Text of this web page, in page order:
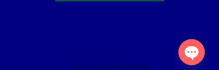
© 2026 Sähkölaitekauppa